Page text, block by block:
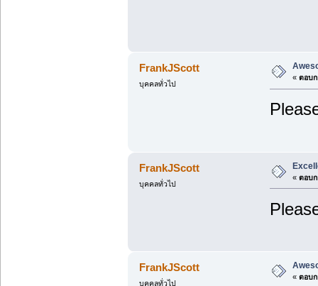
FrankJScott
บุคคลทั่วไป
« ตอบก
FrankJScott
บุคคลทั่วไป
« ตอบก
FrankJScott
บุคคลทั่วไป
« ตอบก